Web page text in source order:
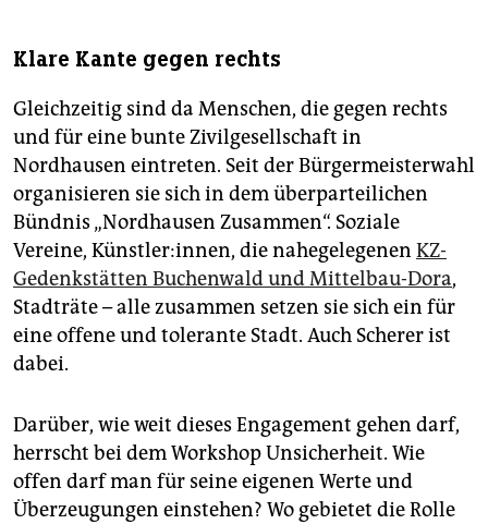
Klare Kante gegen rechts
Gleichzeitig sind da Menschen, die gegen rechts
und für eine bunte Zivilgesellschaft in
Nordhausen eintreten. Seit der Bürgermeisterwahl
organisieren sie sich in dem überparteilichen
Bündnis „Nordhausen Zusammen“. Soziale
Vereine, Künstler:innen, die nahegelegenen KZ-
Gedenkstätten Buchenwald und Mittelbau-Dora,
Stadträte – alle zusammen setzen sie sich ein für
eine offene und tolerante Stadt. Auch Scherer ist
dabei.
Darüber, wie weit dieses Engagement gehen darf,
herrscht bei dem Workshop Unsicherheit. Wie
offen darf man für seine eigenen Werte und
Überzeugungen einstehen? Wo gebietet die Rolle